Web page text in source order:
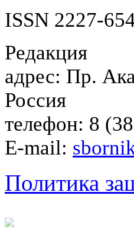
ISSN 2227-
Редакция
адрес: Пр.
Россия
телефон: 8
E-mail:
Политика